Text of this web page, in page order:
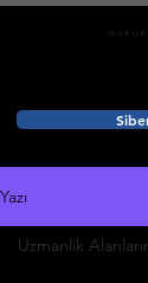
Yazı
Uzmanlık